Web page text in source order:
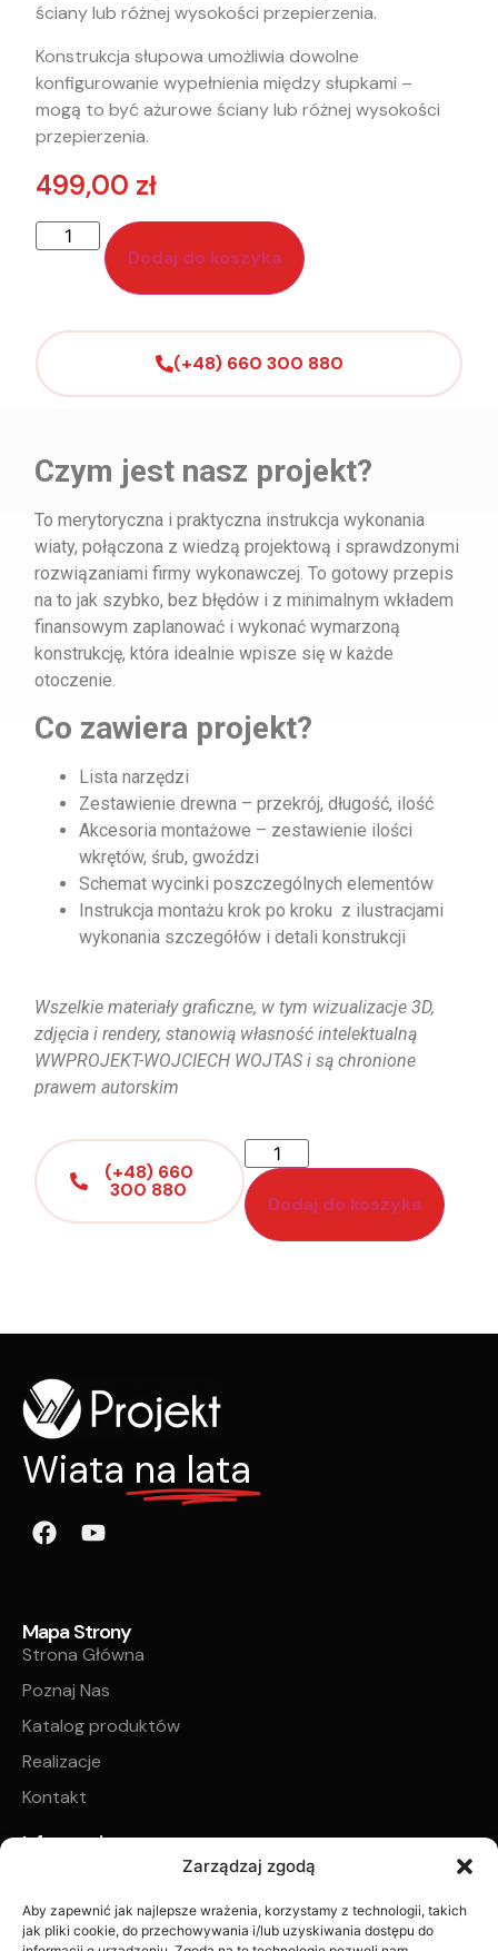
Zarządzaj zgodą
Aby zapewnić jak najlepsze wrażenia, korzystamy z technologii, takich
jak pliki cookie, do przechowywania i/lub uzyskiwania dostępu do
ściany lub różnej wysokości przepierzenia.
Konstrukcja słupowa umożliwia dowolne
konfigurowanie wypełnienia między słupkami –
mogą to być ażurowe ściany lub różnej wysokości
przepierzenia.
499,00 zł
Dodaj do koszyka
(+48) 660 300 880
Czym jest nasz projekt?
To merytoryczna i praktyczna instrukcja wykonania
wiaty, połączona z wiedzą projektową i sprawdzonymi
rozwiązaniami firmy wykonawczej. To gotowy przepis
na to jak szybko, bez błędów i z minimalnym wkładem
finansowym zaplanować i wykonać wymarzoną
konstrukcję, która idealnie wpisze się w każde
otoczenie.
Co zawiera projekt?
Lista narzędzi
Zestawienie drewna – przekrój, długość, ilość
Akcesoria montażowe – zestawienie ilości
wkrętów, śrub, gwoździ
Schemat wycinki poszczególnych elementów
Instrukcja montażu krok po kroku z ilustracjami
wykonania szczegółów i detali konstrukcji
Wszelkie materiały graficzne, w tym wizualizacje 3D,
zdjęcia i rendery, stanowią własność intelektualną
WWPROJEKT-WOJCIECH WOJTAS i są chronione
prawem autorskim
(+48) 660
300 880
Dodaj do koszyka
Wiata na lata
Mapa Strony
Strona Główna
Poznaj Nas
Katalog produktów
Realizacje
Kontakt
Informacje
Regulamin sklepu internetowego
Regulamin płatności zadatku na poczet realizacji
zamówionych produktów